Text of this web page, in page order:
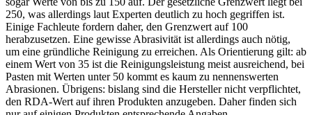
250, was allerdings laut Experten deutlich zu hoch gegriffen ist.
Einige Fachleute fordern daher, den Grenzwert auf 100
herabzusetzen. Eine gewisse Abrasivität ist allerdings auch nötig,
um eine gründliche Reinigung zu erreichen. Als Orientierung gilt: ab
einem Wert von 35 ist die Reinigungsleistung meist ausreichend, bei
Pasten mit Werten unter 50 kommt es kaum zu nennenswerten
Abrasionen. Übrigens: bislang sind die Hersteller nicht verpflichtet,
den RDA-Wert auf ihren Produkten anzugeben. Daher finden sich